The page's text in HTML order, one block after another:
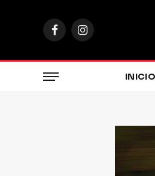
FacebookInstagram
INICIO